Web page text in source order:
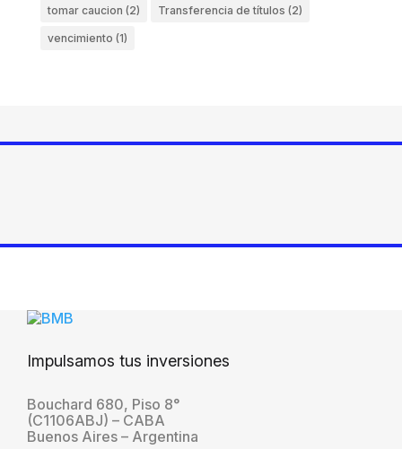
tomar caucion (2) Transferencia de títulos (2)
vencimiento (1)
Impulsamos tus inversiones
Bouchard 680, Piso 8°
(C1106ABJ) – CABA
Buenos Aires – Argentina